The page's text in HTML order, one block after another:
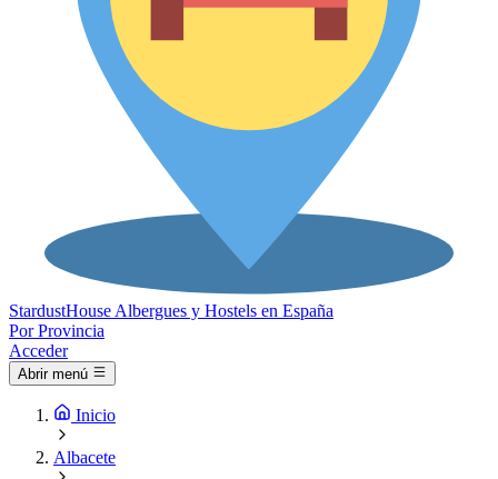
StardustHouse Albergues y Hostels en España
Por Provincia
Acceder
Abrir menú
Inicio
Albacete